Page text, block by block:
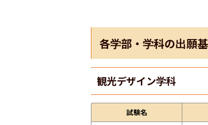
各学部・学科の出願
観光デザイン学科
試験名